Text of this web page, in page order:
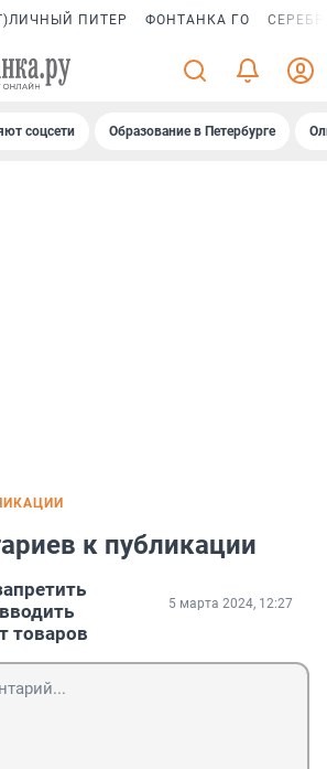
ПИТЕР ФОНТАНКА ГО
соцсети Образование в Петербурге
к публикации
товаров
5 марта 2024, 12:27